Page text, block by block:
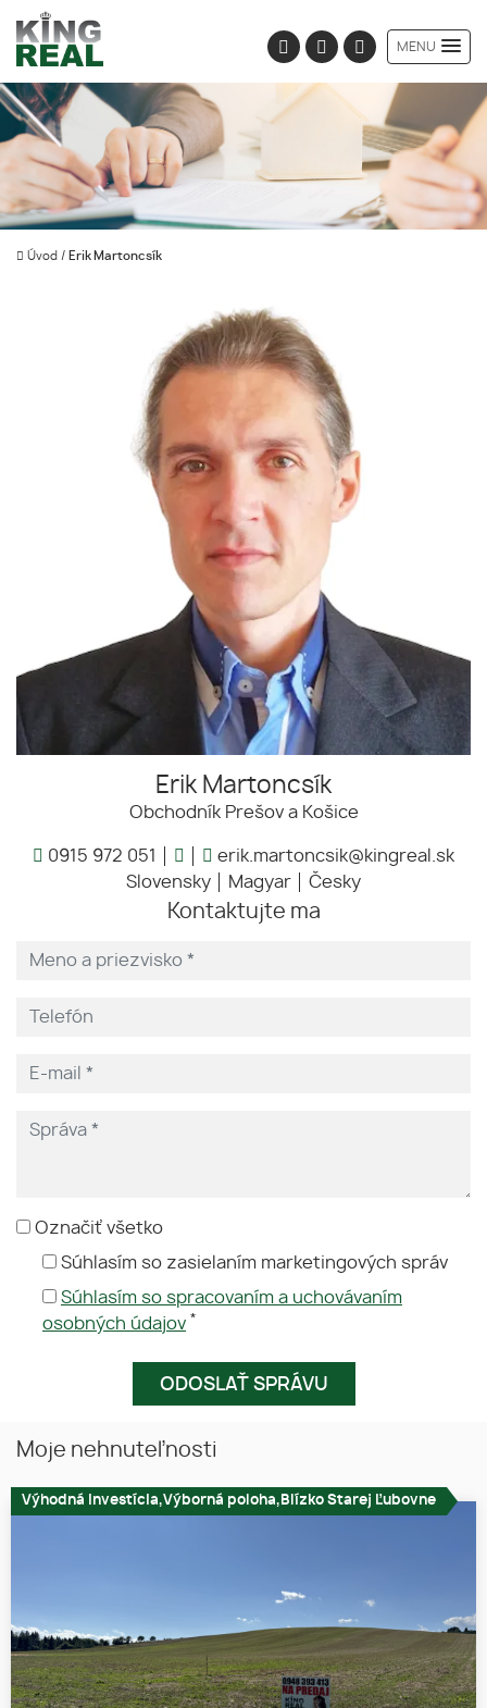
MENU
Úvod / Erik Martoncsík
Erik Martoncsík
Obchodník Prešov a Košice
0915 972 051
erik.martoncsik@kingreal.sk
Slovensky
Magyar Česky
Kontaktujte ma
Označiť všetko
Súhlasím so zasielaním marketingových správ
Súhlasím so spracovaním a uchovávaním
osobných údajov *
Moje nehnuteľnosti
Výhodná investícia,Výborná poloha,Blízko Starej Ľubovne